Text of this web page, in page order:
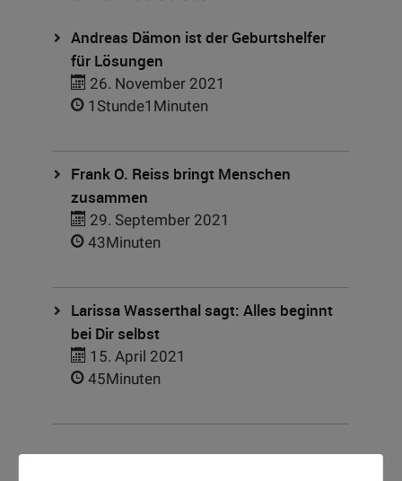
Andreas Dämon ist der Geburtshelfer
für Lösungen
26. November 2021
1Stunde1Minuten
Frank O. Reiss bringt Menschen
zusammen
29. September 2021
43Minuten
Larissa Wasserthal sagt: Alles beginnt
bei Dir selbst
15. April 2021
45Minuten